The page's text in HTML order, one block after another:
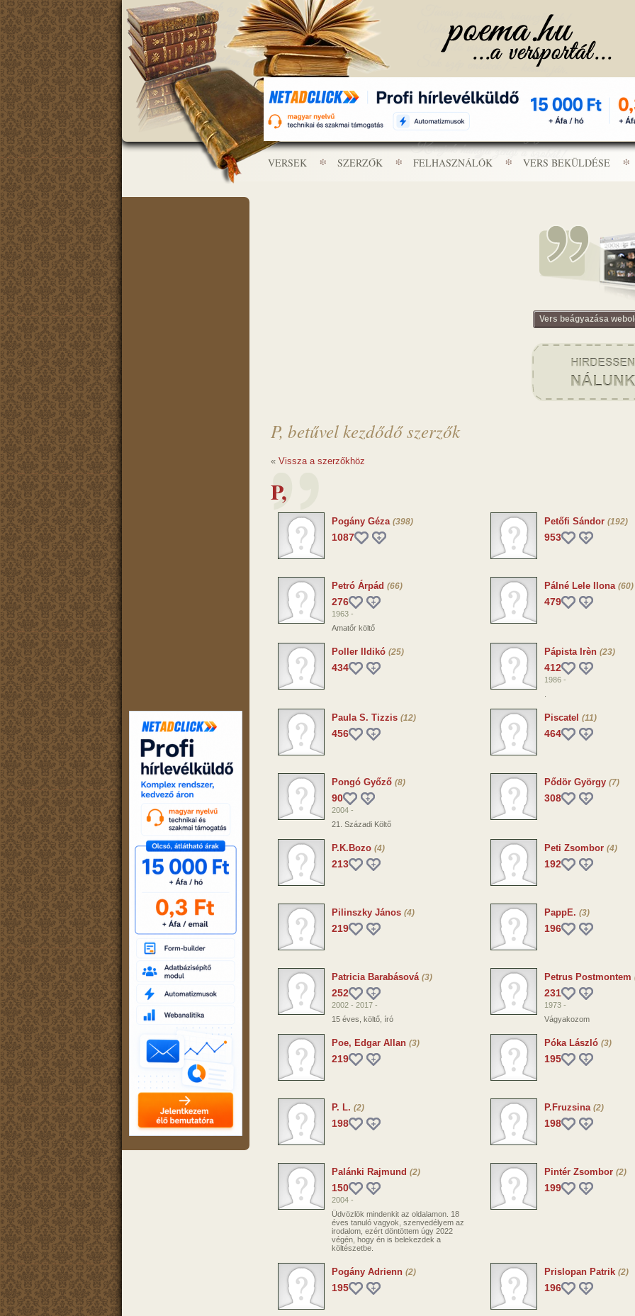
VERSEK SZERZŐK FELHASZNÁLÓK VERS BEKÜLDÉSE
Vers beágyazása
P, betűvel kezdődő szerzők
« Vissza a szerzőkhöz
P,
Pogány Géza (398)
1087
Petőfi Sándor (192)
953
Petró Árpád (66)
276
1963 -
Amatőr költő
Pálné Lele Ilona (60)
479
Poller Ildikó (25)
434
Pápista Irèn (23)
412
1986 -
Paula S. Tizzis (12)
456
Piscatel (11)
464
Pongó Győző (8)
90
2004 -
21. Századi Költő
Pődör György (7)
308
P.K.Bozo (4)
213
Peti Zsombor (4)
192
Pilinszky János (4)
219
PappE. (3)
196
Patricia Barabásová (3)
252
2002 - 2017 -
15 éves, költő, író
Petrus Postmontem
231
1973 -
Vágyakozom
Poe, Edgar Allan (3)
219
Póka László (3)
195
P. L. (2)
198
P.Fruzsina (2)
198
Palánki Rajmund (2)
150
2004 -
Üdvözlök mindenkit az oldalamon. 18
éves tanuló vagyok, szenvedélyem az
irodalom, ezért döntöttem úgy 2022
végén, hogy én is belekezdek a
költészetbe.
Pintér Zsombor (2)
199
Pogány Adrienn (2)
195
Prislopan Patrik (2)
196